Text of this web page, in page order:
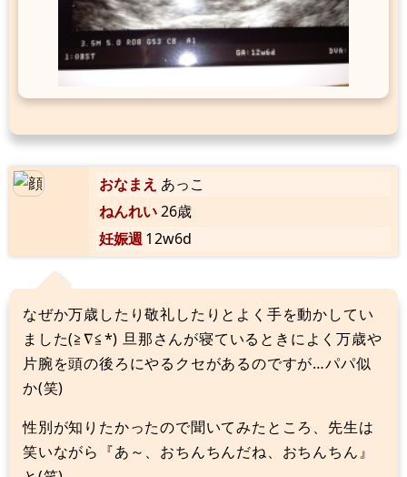
おなまえ あっこ
ねんれい26歳
妊娠週12w6d
なぜか万歳したり敬礼したりとよく手を動かしてい
ました(≧∇≦*) 旦那さんが寝ているときによく万歳や
片腕を頭の後ろにやるクセがあるのですが…パパ似
か(笑)
性別が知りたかったので聞いてみたところ、先生は
笑いながら『あ～、おちんちんだね、おちんちん』